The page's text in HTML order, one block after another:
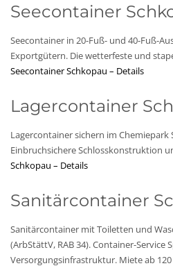
Seecontainer
Seecontainer in 20-Fuß- und 40-Fuß-
Exportgütern. Die wetterfeste und
Seecontainer Schkopau – Details
Lagercontainer
Lagercontainer sichern im
Einbruchsichere Schlosskonstruktion
Schkopau – Details
Sanitärcontainer
Sanitärcontainer mit Toiletten und
(ArbStättV, RAB 34). Container-
Versorgungsinfrastruktur. Miete ab